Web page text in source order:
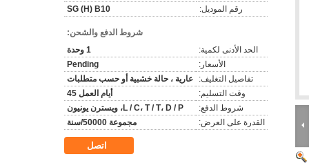
رقم الموديل:
SG (H) B10
شروط الدفع والشحن:
الحد الأدنى لكمية:
1 وحدة
الأسعار:
Pending
تفاصيل التغليف:
عارية ، حالة خشبية أو حسب متطلبات
وقت التسليم:
أيام العمل 45
شروط الدفع:
L / C، T / T، D / P، ويسترن يونيون
القدرة على العرض:
مجموعة 50000/سنة
اتصل